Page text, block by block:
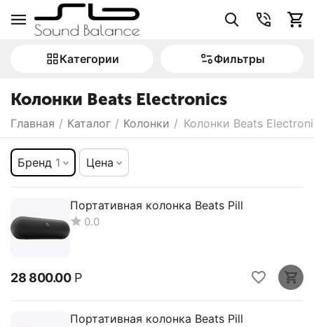
Категории Фильтры
Колонки Beats Electronics
Главная / Каталог / Колонки / Колонки Beats
Бренд 1 Цена
Портативная колонка Beats Pill
0.0
28 800.00 Р
Портативная колонка Beats Pill